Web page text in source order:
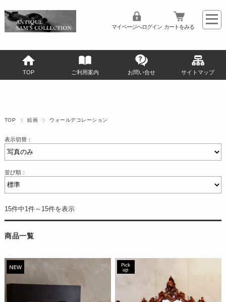
マイページへログイン カートをみる
TOP ご利用案内 お問い合せ サイトマップ
TOP 絵画 ウォールデコレーション
表示切替：
並び順：
15件中1件～15件を表示
商品一覧